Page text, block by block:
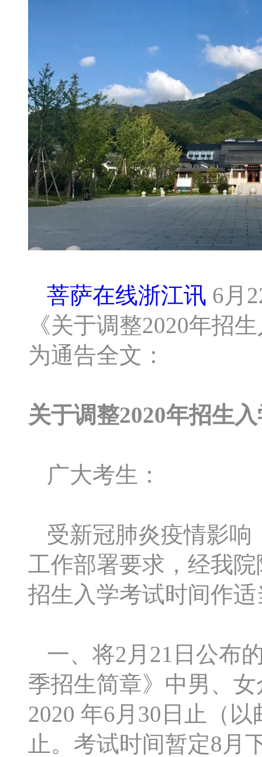
菩萨在线浙江讯 6月
《关于调整2020年招
为通告全文：
关于调整2020年招生
广大考生：
受新冠肺炎疫情影
工作部署要求，经我
招生入学考试时间作
一、将2月21日公布
季招生简章》中男、
2020 年6月30日止（
止。考试时间暂定8月